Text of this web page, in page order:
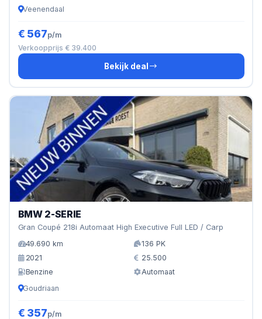
Veenendaal
€ 567p/m
Verkoopprijs € 39.400
Bekijk deal
BMW 2-SERIE
Gran Coupé 218i Automaat High Executive Full LED / Carp
49.690 km
136 PK
2021
25.500
Benzine
Automaat
Goudriaan
€ 357p/m